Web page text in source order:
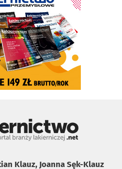
Klauz, Joanna Sęk-Klauz